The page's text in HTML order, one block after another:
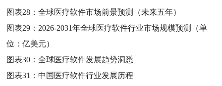
图表28：全球医疗软件市场前景预测（未来五年）
图表29： 2026-2031年全球医疗软件行业市场规模预测（单
位：亿美元）
图表30：全球医疗软件发展趋势洞悉
图表31：中国医疗软件行业发展历程